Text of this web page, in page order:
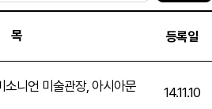
목 등록일
니언 미술관장, 아시아문
14.11.10